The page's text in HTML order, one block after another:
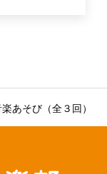
あそび（全３回）